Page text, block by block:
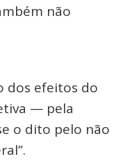
não
dos efeitos do
— pela
o dito pelo não